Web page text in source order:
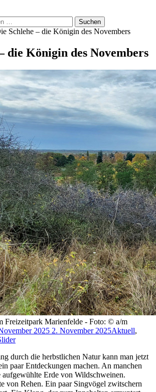
Schlehe – die Königin des Novembers
die Königin des Novembers
Freizeitpark Marienfelde - Foto: © a/m
2025 2. November 2025Aktuell,
durch die herbstlichen Natur kann man jetzt
paar Entdeckungen machen. An manchen
aufgewühlte Erde von Wildschweinen.
von Rehen. Ein paar Singvögel zwitschern